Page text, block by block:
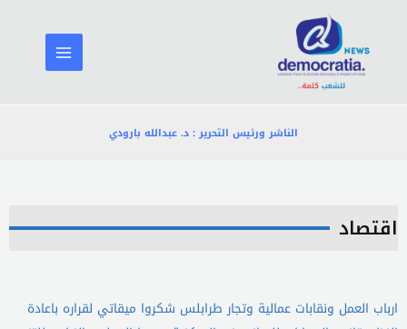
المحتوى
الناشر ورئيس التحرير : د. عبدالله بارودي
اقتصاد
ارباب العمل ونقابات عمالية وتجار طرابلس شكروا ميقاتي لقراره باعادة